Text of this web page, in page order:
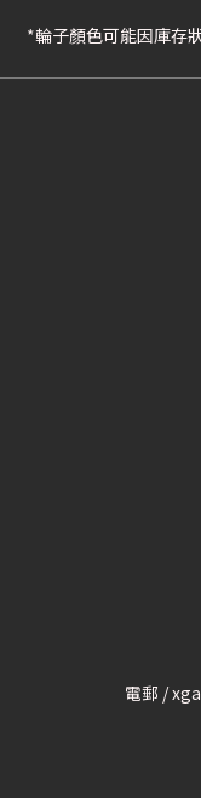
*輪子顏色可能因庫存
電郵 /